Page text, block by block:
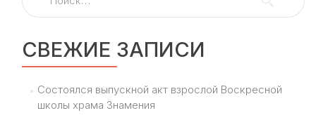
СВЕЖИЕ ЗАПИСИ
Состоялся выпускной акт взрослой Воскресной
школы храма Знамения